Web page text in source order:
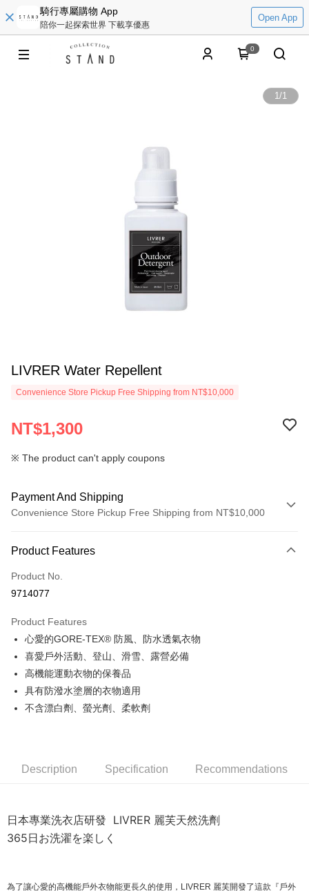
騎行專屬購物 App
陪你一起探索世界 下載享優惠
Open App
0
1/1
LIVRER Water Repellent
Convenience Store Pickup Free Shipping from NT$10,000
NT$1,300
※ The product can't apply coupons
Payment And Shipping
Convenience Store Pickup Free Shipping from NT$10,000
Credit Card (Full Payment)
Convenience Store Pickup and Pay
Apple Pay
Google Pay
Shipping Method
全家店到店
NT$80/order | Free shipping on orders of NT$10,000 or more
NT$80/order | Free shipping on orders of NT$10,000 or more
付款後7-11取貨
Product Features
Product No.
9714077
Product Features
心愛的GORE-TEX® 防風、防水透氣衣物
喜愛戶外活動、登山、滑雪、露營必備
高機能運動衣物的保養品
具有防潑水塗層的衣物適用
不含漂白劑、螢光劑、柔軟劑
Description Specification Recommendations
日本專業洗衣店研發 LIVRER 麗芙天然洗劑
365日お洗濯を楽しく
為了讓心愛的高機能戶外衣物能更長久的使用，LIVRER 麗芙開發了這款『戶外